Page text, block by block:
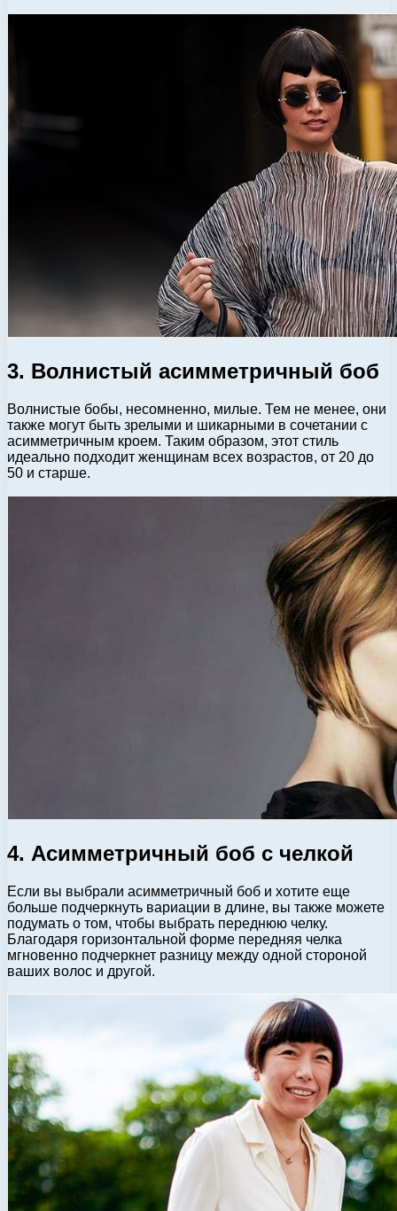
3. Волнистый асимметричный боб
Волнистые бобы, несомненно, милые. Тем не менее, они
также могут быть зрелыми и шикарными в сочетании с
асимметричным кроем. Таким образом, этот стиль
идеально подходит женщинам всех возрастов, от 20 до
50 и старше.
4. Асимметричный боб с челкой
Если вы выбрали асимметричный боб и хотите еще
больше подчеркнуть вариации в длине, вы также можете
подумать о том, чтобы выбрать переднюю челку.
Благодаря горизонтальной форме передняя челка
мгновенно подчеркнет разницу между одной стороной
ваших волос и другой.